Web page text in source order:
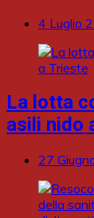
4 Luglio
La lotta
asili nido
27